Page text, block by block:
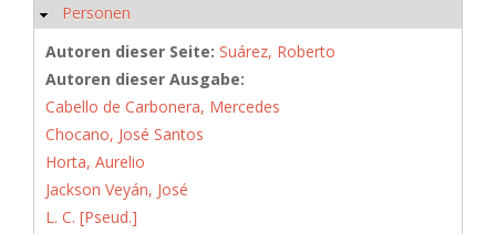
Ausblenden
Personen
Autoren dieser Seite: Suárez, Roberto
Autoren dieser Ausgabe:
Cabello de Carbonera, Mercedes
Chocano, José Santos
Horta, Aurelio
Jackson Veyán, José
L. C. [Pseud.]